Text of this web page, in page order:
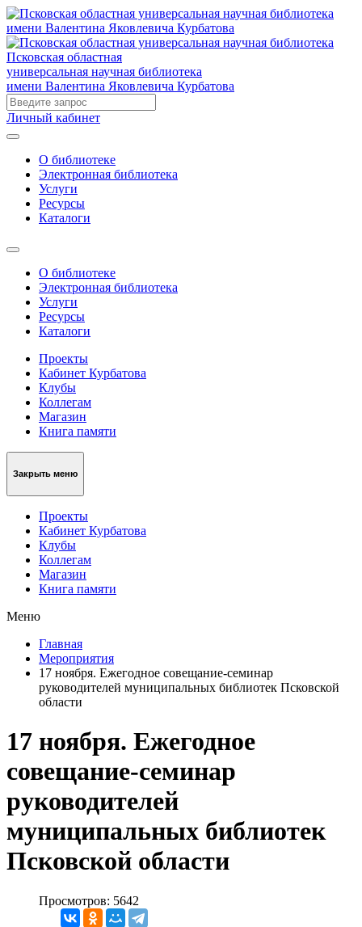
Псковская областная
универсальная научная библиотека
имени Валентина Яковлевича Курбатова
Личный кабинет
О библиотеке
Электронная библиотека
Услуги
Ресурсы
Каталоги
О библиотеке
Электронная библиотека
Услуги
Ресурсы
Каталоги
Проекты
Кабинет Курбатова
Клубы
Коллегам
Магазин
Книга памяти
Закрыть меню
Проекты
Кабинет Курбатова
Клубы
Коллегам
Магазин
Книга памяти
Меню
Главная
Мероприятия
17 ноября. Ежегодное совещание-семинар
руководителей муниципальных библиотек Псковской
области
17 ноября. Ежегодное
совещание-семинар
руководителей
муниципальных библиотек
Псковской области
Просмотров: 5642